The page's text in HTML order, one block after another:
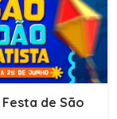
de São